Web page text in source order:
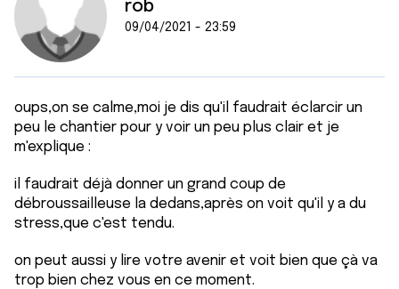
rob
09/04/2021 - 23:59
oups,on se calme,moi je dis qu'il faudrait éclarcir un
peu le chantier pour y voir un peu plus clair et je
m'explique :
il faudrait déjà donner un grand coup de
débroussailleuse la dedans,après on voit qu'il y a du
stress,que c'est tendu.
on peut aussi y lire votre avenir et voit bien que çà va
trop bien chez vous en ce moment.